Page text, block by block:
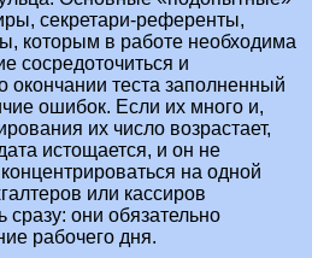
секретари-референты,
которым в работе необходима
сосредоточиться и
окончании теста заполненный
ошибок. Если их много и,
их число возрастает,
истощается, и он не
на одной
или кассиров
сразу: они обязательно
рабочего дня.